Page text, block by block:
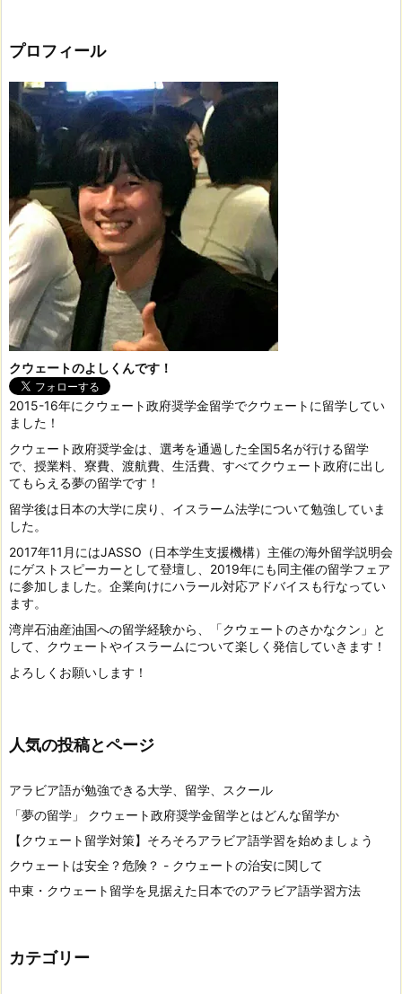
プロフィール
クウェートのよしくんです！
2015-16年にクウェート政府奨学金留学でクウェートに留学してい
ました！
クウェート政府奨学金は、選考を通過した全国5名が行ける留学
で、授業料、寮費、渡航費、生活費、すべてクウェート政府に出し
てもらえる夢の留学です！
留学後は日本の大学に戻り、イスラーム法学について勉強していま
した。
2017年11月にはJASSO（日本学生支援機構）主催の海外留学説明会
にゲストスピーカーとして登壇し、2019年にも同主催の留学フェア
に参加しました。企業向けにハラール対応アドバイスも行なってい
ます。
湾岸石油産油国への留学経験から、「クウェートのさかなクン」と
して、クウェートやイスラームについて楽しく発信していきます！
よろしくお願いします！
人気の投稿とページ
アラビア語が勉強できる大学、留学、スクール
「夢の留学」 クウェート政府奨学金留学とはどんな留学か
【クウェート留学対策】そろそろアラビア語学習を始めましょう
クウェートは安全？危険？ - クウェートの治安に関して
中東・クウェート留学を見据えた日本でのアラビア語学習方法
カテゴリー